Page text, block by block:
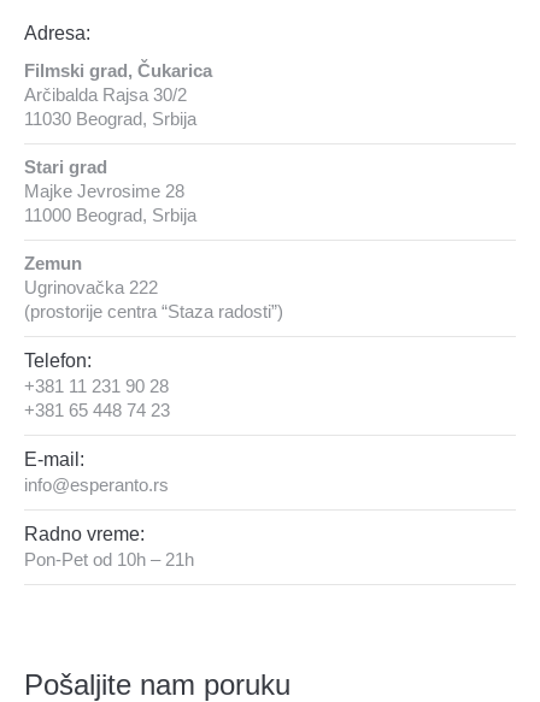
Adresa:
Filmski grad, Čukarica
Arčibalda Rajsa 30/2
11030 Beograd, Srbija
Stari grad
Majke Jevrosime 28
11000 Beograd, Srbija
Zemun
Ugrinovačka 222
(prostorije centra “Staza radosti”)
Telefon:
+381 11 231 90 28
+381 65 448 74 23
E-mail:
info@esperanto.rs
Radno vreme:
Pon-Pet od 10h – 21h
Pošaljite nam poruku